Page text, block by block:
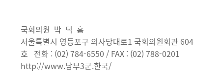
국회의원 박 덕 흠
서울특별시 영등포구 의사당대로1 국회의원회관 604
호 전화 : (02) 784-6550 / FAX : (02) 788-0201
http://www.남부3군.한국/